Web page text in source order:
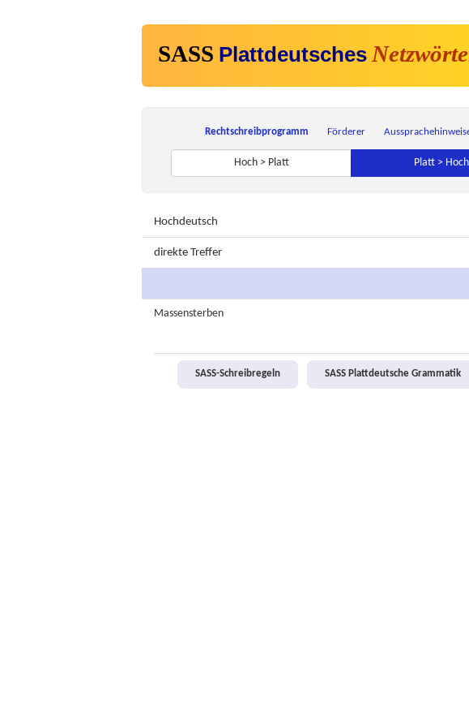
SASS Plattdeutsches
Rechtschreibprogramm Förderer
Hoch > Platt Platt > Hoch
Hochdeutsch
direkte Treffer
Massensterben
SASS-Schreibregeln SASS Plattdeutsche Grammatik